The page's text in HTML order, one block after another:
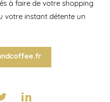
à faire de votre shopping
votre instant détente un